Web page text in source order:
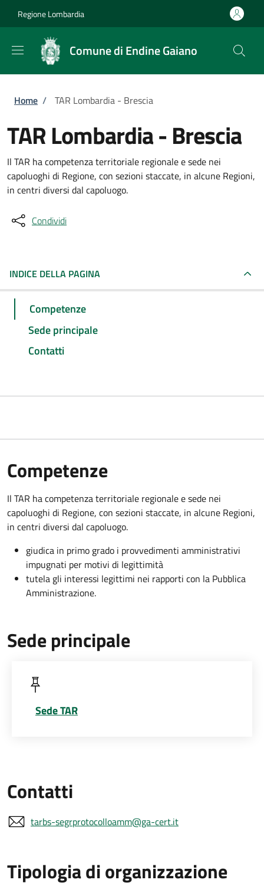
Regione Lombardia
Comune di Endine Gaiano
Briciole di pane
Home / TAR Lombardia - Brescia
TAR Lombardia - Brescia
Il TAR ha competenza territoriale regionale e sede nei
capoluoghi di Regione, con sezioni staccate, in alcune Regioni,
in centri diversi dal capoluogo.
Condividi
INDICE DELLA PAGINA
Competenze
Sede principale
Contatti
Competenze
Il TAR ha competenza territoriale regionale e sede nei
capoluoghi di Regione, con sezioni staccate, in alcune Regioni,
in centri diversi dal capoluogo.
giudica in primo grado i provvedimenti amministrativi
impugnati per motivi di legittimità
tutela gli interessi legittimi nei rapporti con la Pubblica
Amministrazione.
Sede principale
Sede TAR
Contatti
tarbs-segrprotocolloamm@ga-cert.it
Tipologia di organizzazione